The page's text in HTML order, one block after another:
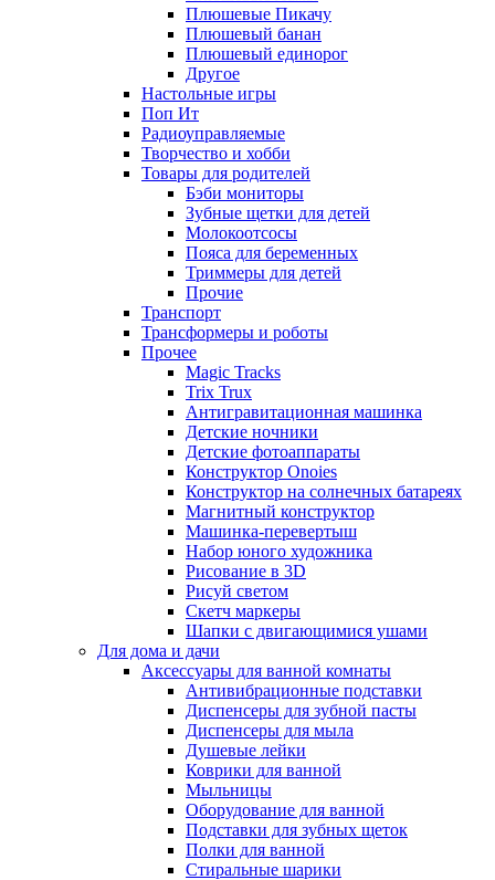
Плюшевые Пикачу
Плюшевый банан
Плюшевый единорог
Другое
Настольные игры
Поп Ит
Радиоуправляемые
Творчество и хобби
Товары для родителей
Бэби мониторы
Зубные щетки для детей
Молокоотсосы
Пояса для беременных
Триммеры для детей
Прочие
Транспорт
Трансформеры и роботы
Прочее
Magic Tracks
Trix Trux
Антигравитационная машинка
Детские ночники
Детские фотоаппараты
Конструктор Onoies
Конструктор на солнечных батареях
Магнитный конструктор
Машинка-перевертыш
Набор юного художника
Рисование в 3D
Рисуй светом
Скетч маркеры
Шапки с двигающимися ушами
Для дома и дачи
Аксессуары для ванной комнаты
Антивибрационные подставки
Диспенсеры для зубной пасты
Диспенсеры для мыла
Душевые лейки
Коврики для ванной
Мыльницы
Оборудование для ванной
Подставки для зубных щеток
Полки для ванной
Стиральные шарики